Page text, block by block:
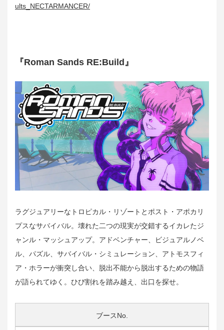
ults_NECTARMANCER/
『Roman Sands RE:Build』
ラグジュアリーなトロピカル・リゾートとポスト・アポカリ
プスなサバイバル。壊れた二つの現実が交錯するイカレたジ
ャンル・マッシュアップ。アドベンチャー、ビジュアルノベ
ル、パズル、サバイバル・シミュレーション、アトモスフィ
ア・ホラーが衝突し合い、脱出不能から脱出するための物語
が語られてゆく。ひび割れを踏み越え、出口を探せ。
ブースNo.